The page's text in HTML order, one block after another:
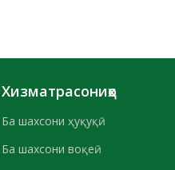
Хизматрасониҳо
Ба шахсони ҳуқуқӣ
Ба шахсони воқеӣ